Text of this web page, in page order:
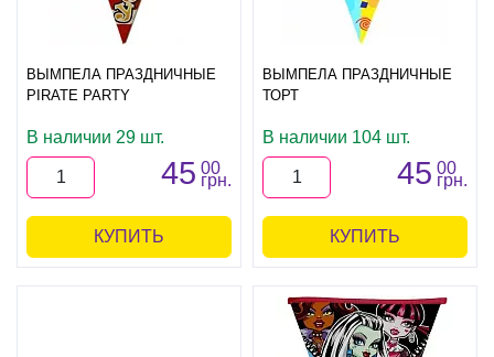
ВЫМПЕЛА ПРАЗДНИЧНЫЕ
PIRATE PARTY
В наличии 29 шт.
45 00
грн.
КУПИТЬ
ВЫМПЕЛА ПРАЗДНИЧНЫЕ
ТОРТ
В наличии 104 шт.
45 00
грн.
КУПИТЬ